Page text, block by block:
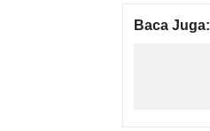
Baca Juga: